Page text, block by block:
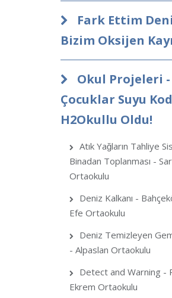
Fark Ettim
Bizim Oksijen
Okul Projeleri -
Çocuklar Suyu
H2Okullu Oldu!
Atık Yağların Tahliye
Binadan Toplanması -
Ortaokulu
Deniz Kalkanı -
Efe Ortaokulu
Deniz Temizleyen
- Alpaslan Ortaokulu
Detect and Warning -
Ekrem Ortaokulu